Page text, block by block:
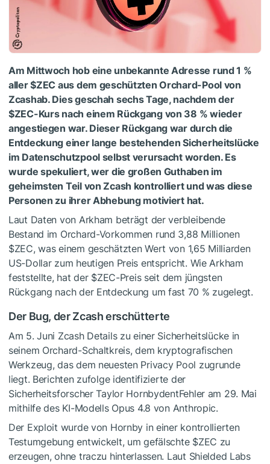
Am Mittwoch hob eine unbekannte Adresse rund 1 %
aller$ZEC aus dem geschützten Orchard-Pool von
Zcashab. Dies geschah sechs Tage, nachdem der
$ZEC-Kurs nach einem Rückgang von 38 % wieder
angestiegen war. Dieser Rückgang war durch die
Entdeckung einer lange bestehenden Sicherheitslücke
im Datenschutzpool selbst verursacht worden. Es
wurde spekuliert, wer die großen Guthaben im
geheimsten Teil von Zcash kontrolliert und was diese
Personen zu ihrer Abhebung motiviert hat.
Laut Daten von Arkham beträgt der verbleibende
Bestand im Orchard-Vorkommen rund 3,88 Millionen
$ZEC, was einem geschätzten Wert von 1,65 Milliarden
US-Dollar zum heutigen Preis entspricht. Wie Arkham
feststellte, hat der $ZEC-Preis seit dem jüngsten
Rückgang nach der Entdeckung um fast 70 % zugelegt.
Der Bug, der Zcash erschütterte
Am 5. Juni Zcash Details zu einer Sicherheitslücke in
seinem Orchard-Schaltkreis, dem kryptografischen
Werkzeug, das dem neuesten Privacy Pool zugrunde
liegt. Berichten zufolge identifizierte der
Sicherheitsforscher Taylor HornbydentFehler am 29. Mai
mithilfe des KI-Modells Opus 4.8 von Anthropic.
Der Exploit wurde von Hornby in einer kontrollierten
Testumgebung entwickelt, um gefälschte $ZEC zu
erzeugen, ohne traczu hinterlassen. Laut Shielded Labs